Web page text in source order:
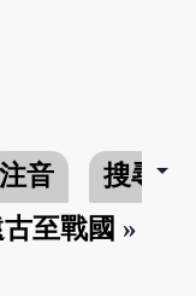
注音 搜尋arrow_drop_down
至戰國 »